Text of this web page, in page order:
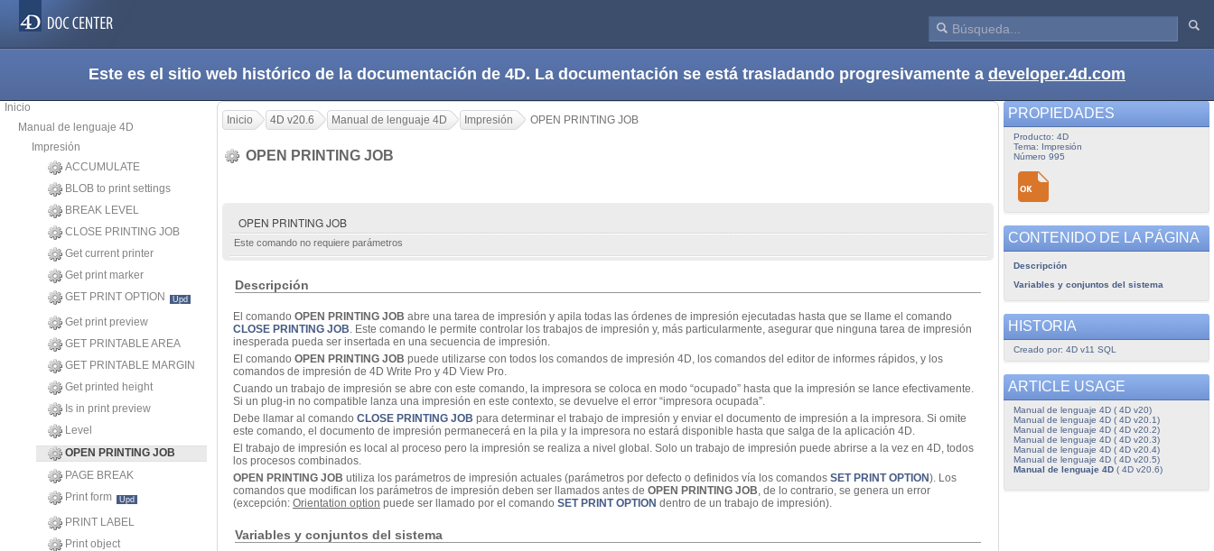
Este es el sitio web histórico de la documentación de 4D. La documentación se está trasladando progresivamente a developer.4d.com
Inicio
Manual de lenguaje 4D
Impresión
ACCUMULATE
BLOB to print settings
BREAK LEVEL
CLOSE PRINTING JOB
Get current printer
Get print marker
GET PRINT OPTION
Upd
Get print preview
GET PRINTABLE AREA
GET PRINTABLE MARGIN
Get printed height
Is in print preview
Level
OPEN PRINTING JOB
PAGE BREAK
Print form
Upd
PRINT LABEL
Print object
Inicio 4D v20.6 Manual de lenguaje 4D Impresión OPEN PRINTING JOB
OPEN PRINTING JOB
OPEN PRINTING JOB
Este comando no requiere parámetros
Descripción
El comando OPEN PRINTING JOB abre una tarea de impresión y apila todas las órdenes de impresión ejecutadas hasta que se llame el comando
CLOSE PRINTING JOB. Este comando le permite controlar los trabajos de impresión y, más particularmente, asegurar que ninguna tarea de impresión
inesperada pueda ser insertada en una secuencia de impresión.
El comando OPEN PRINTING JOB puede utilizarse con todos los comandos de impresión 4D, los comandos del editor de informes rápidos, y los
comandos de impresión de 4D Write Pro y 4D View Pro.
Cuando un trabajo de impresión se abre con este comando, la impresora se coloca en modo “ocupado” hasta que la impresión se lance efectivamente.
Si un plug-in no compatible lanza una impresión en este contexto, se devuelve el error “impresora ocupada”.
Debe llamar al comando CLOSE PRINTING JOB para determinar el trabajo de impresión y enviar el documento de impresión a la impresora. Si omite
este comando, el documento de impresión permanecerá en la pila y la impresora no estará disponible hasta que salga de la aplicación 4D.
El trabajo de impresión es local al proceso pero la impresión se realiza a nivel global. Solo un trabajo de impresión puede abrirse a la vez en 4D, todos
los procesos combinados.
OPEN PRINTING JOB utiliza los parámetros de impresión actuales (parámetros por defecto o definidos vía los comandos SET PRINT OPTION). Los
comandos que modifican los parámetros de impresión deben ser llamados antes de OPEN PRINTING JOB, de lo contrario, se genera un error
(excepción: Orientation option puede ser llamado por el comando SET PRINT OPTION dentro de un trabajo de impresión).
Variables y conjuntos del sistema
PROPIEDADES
Producto: 4D
Tema: Impresión
Número 995
CONTENIDO DE LA PÁGINA
Descripción
Variables y conjuntos del sistema
HISTORIA
Creado por: 4D v11 SQL
ARTICLE USAGE
Manual de lenguaje 4D ( 4D v20)
Manual de lenguaje 4D ( 4D v20.1)
Manual de lenguaje 4D ( 4D v20.2)
Manual de lenguaje 4D ( 4D v20.3)
Manual de lenguaje 4D ( 4D v20.4)
Manual de lenguaje 4D ( 4D v20.5)
Manual de lenguaje 4D( 4D v20.6)